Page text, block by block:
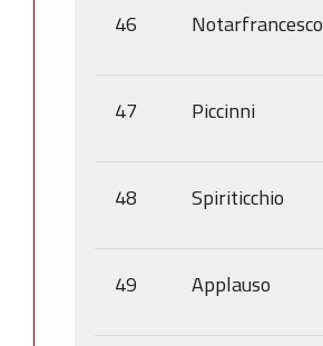
46 Notarfrancesco
47 Piccinni
48 Spiriticchio
49 Applauso